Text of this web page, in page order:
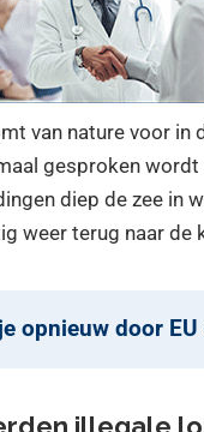
van nature voor in
gesproken
diep de zee
weer terug naar de
opnieuw door